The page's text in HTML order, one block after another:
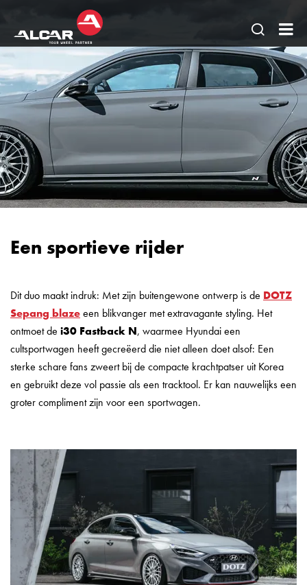
Open
pagina
zoeken
BV
Een sportieve rijder
Dit duo maakt indruk: Met zijn buitengewone ontwerp is de DOTZ
Sepang blazeeen blikvanger met extravagante styling. Het
ontmoet de i30 Fastback N, waarmee Hyundai een
cultsportwagen heeft gecreëerd die niet alleen doet alsof: Een
sterke schare fans zweert bij de compacte krachtpatser uit Korea
en gebruikt deze vol passie als een tracktool. Er kan nauwelijks een
groter compliment zijn voor een sportwagen.